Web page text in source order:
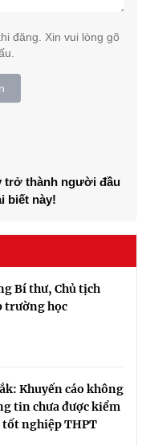
đăng. Xin vui lòng gõ
trở thành người đầu
biết này!
Bí thư, Chủ tịch
trường học
Khuyến cáo không
tin chưa được kiểm
nghiệp THPT